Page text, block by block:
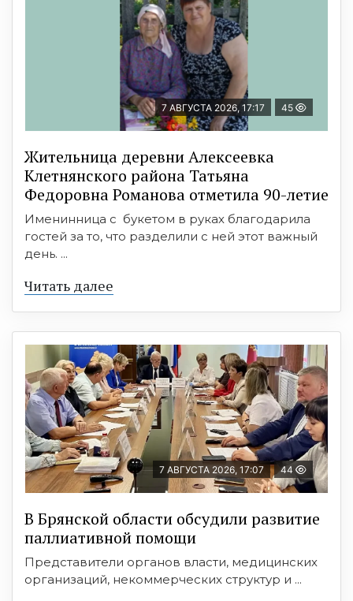
7 АВГУСТА 2026, 17:17 45
Жительница деревни Алексеевка
Клетнянского района Татьяна
Федоровна Романова отметила 90-летие
Именинница с букетом в руках благодарила
гостей за то, что разделили с ней этот важный
день. ...
Читать далее
7 АВГУСТА 2026, 17:07 44
В Брянской области обсудили развитие
паллиативной помощи
Представители органов власти, медицинских
организаций, некоммерческих структур и ...